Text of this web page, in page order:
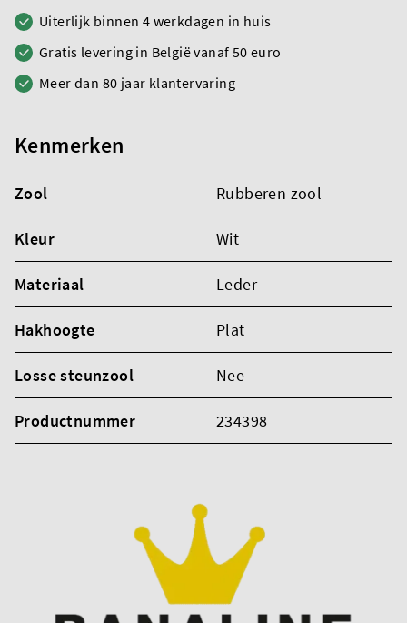
Uiterlijk binnen 4 werkdagen in huis
Gratis levering in België vanaf 50 euro
Meer dan 80 jaar klantervaring
Kenmerken
Zool Rubberen zool
Kleur Wit
Materiaal Leder
Hakhoogte Plat
Losse steunzool Nee
Productnummer 234398